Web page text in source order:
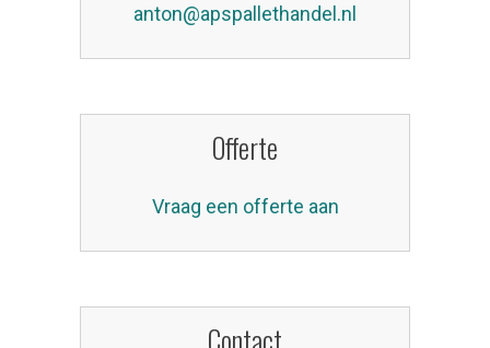
anton@apspallethandel.nl
Offerte
Vraag een offerte aan
Contact